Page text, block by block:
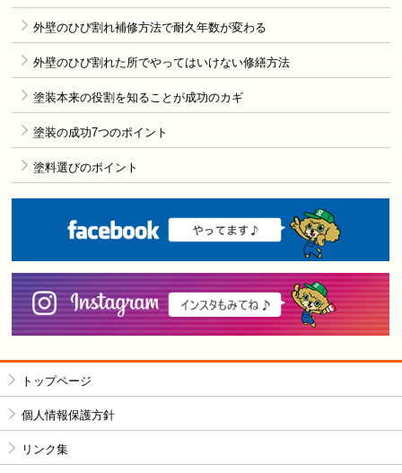
外壁のひび割れ補修方法で耐久年数が変わる
外壁のひび割れた所でやってはいけない修繕方法
塗装本来の役割を知ることが成功のカギ
塗装の成功7つのポイント
塗料選びのポイント
トップページ
個人情報保護方針
リンク集